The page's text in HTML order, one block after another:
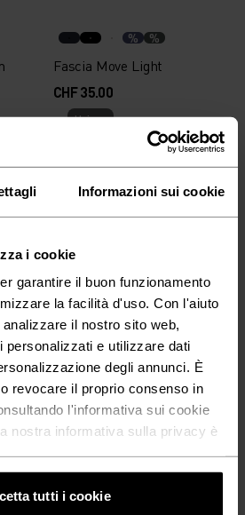
Informazioni sui cookie
i cookie
garantire il buon funzionamento
la facilità d'uso. Con l'aiuto
il nostro sito web,
personalizzati e utilizzare dati
degli annunci. È
o revocare il proprio consenso in
l'informativa sui cookie
nostra informativa sulla privacy è
tutti i cookie
% %
Fascia Move Light
CHF 35.00
Unisex
% %
Tubolare Ceramiwarm Pro
Unisex
% % % %
Berretto Merino Warm
CHF 40.00
Unisex
Fascia Competition Fan
Warm
CHF 35.00